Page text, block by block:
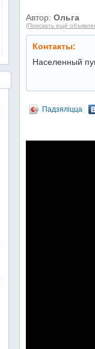
Автор: Ольга
(Поискать ещё
Контакты:
Населенный
Падзяліцца